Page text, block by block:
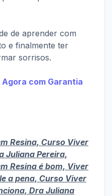
de aprender com
e finalmente ter
sorrisos.
com Garantia
Resina, Curso Viver
Juliana Pereira,
Resina é bom, Viver
a pena, Curso Viver
Dra Juliana